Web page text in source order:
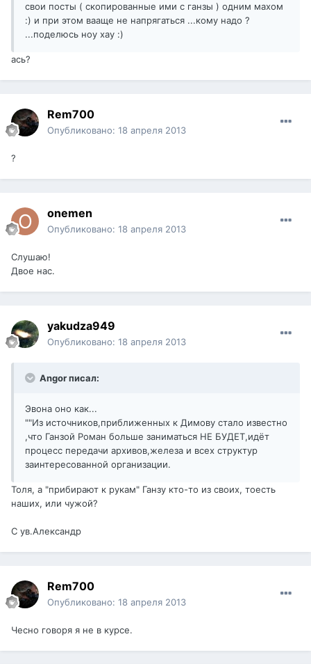
свои посты ( скопированные ими с ганзы ) одним махом
:) и при этом вааще не напрягаться ...кому надо ?
...поделюсь ноу хау :)
ась?
Rem700
Опубликовано: 18 апреля 2013
?
onemen
Опубликовано: 18 апреля 2013
Слушаю!
Двое нас.
yakudza949
Опубликовано: 18 апреля 2013
Angor писал:
Эвона оно как...
""Из источников,приближенных к Димову стало известно
,что Ганзой Роман больше заниматься НЕ БУДЕТ,идёт
процесс передачи архивов,железа и всех структур
заинтересованной организации.
Толя, а "прибирают к рукам" Ганзу кто-то из своих, тоесть
наших, или чужой?
С ув.Александр
Rem700
Опубликовано: 18 апреля 2013
Чесно говоря я не в курсе.